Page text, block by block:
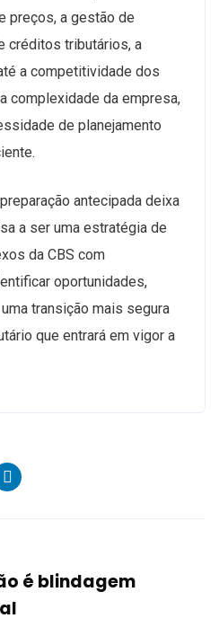
preços, a gestão de
créditos tributários, a
a competitividade dos
complexidade da empresa,
de planejamento
antecipada deixa
a ser uma estratégia de
da CBS com
oportunidades,
transição mais segura
que entrará em vigor a
é blindagem